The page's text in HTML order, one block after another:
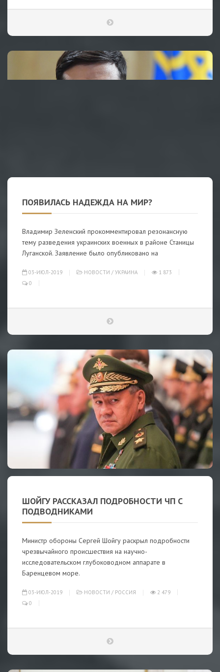
ПОЯВИЛАСЬ НАДЕЖДА НА МИР?
Владимир Зеленский прокомментировал резонансную
тему разведения украинских военных в районе Станицы
Луганской. Заявление было опубликовано на
03-ИЮЛ-2019 НОВОСТИ / УКРАИНА
1 873
0
ШОЙГУ РАССКАЗАЛ ПОДРОБНОСТИ ЧП С
ПОДВОДНИКАМИ
Министр обороны Сергей Шойгу раскрыл подробности
чрезвычайного происшествия на научно-
исследовательском глубоководном аппарате в
Баренцевом море.
03-ИЮЛ-2019 НОВОСТИ / РОССИЯ
2 479
0